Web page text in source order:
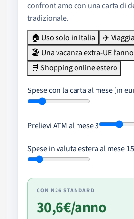
confrontiamo con una carta di
tradizionale.
🏠 Uso solo in Italia
✈️
🏖 Una vacanza extra-UE l’anno
🛒 Shopping online estero
Spese con la carta al mese (in
Prelievi ATM al mese3
Spese in valuta estera al mese
CON N26 STANDARD
30,6€/anno